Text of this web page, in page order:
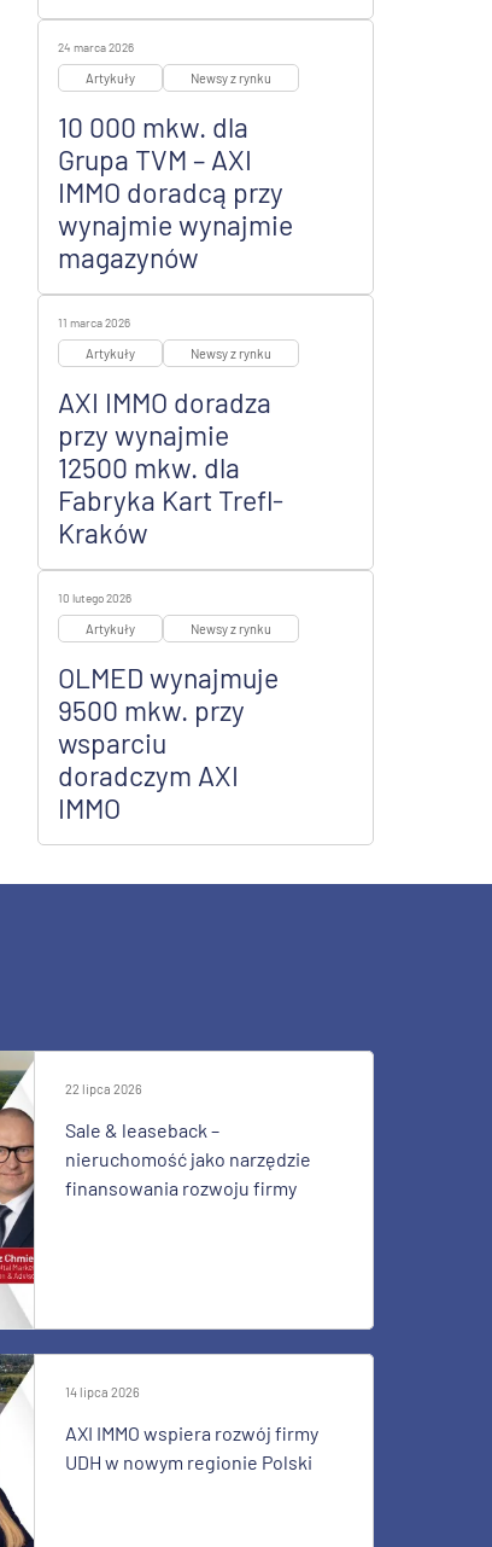
24 marca 2026
Artykuły Newsy z rynku
10 000 mkw. dla
Grupa TVM – AXI
IMMO doradcą przy
wynajmie wynajmie
magazynów
11 marca 2026
Artykuły Newsy z rynku
AXI IMMO doradza
przy wynajmie
12500 mkw. dla
Fabryka Kart Trefl-
Kraków
10 lutego 2026
Artykuły Newsy z rynku
OLMED wynajmuje
9500 mkw. przy
wsparciu
doradczym AXI
IMMO
22 lipca 2026
Sale & leaseback –
nieruchomość jako narzędzie
finansowania rozwoju firmy
14 lipca 2026
AXI IMMO wspiera rozwój firmy
UDH w nowym regionie Polski